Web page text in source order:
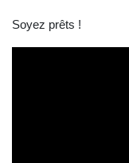
Soyez prêts !